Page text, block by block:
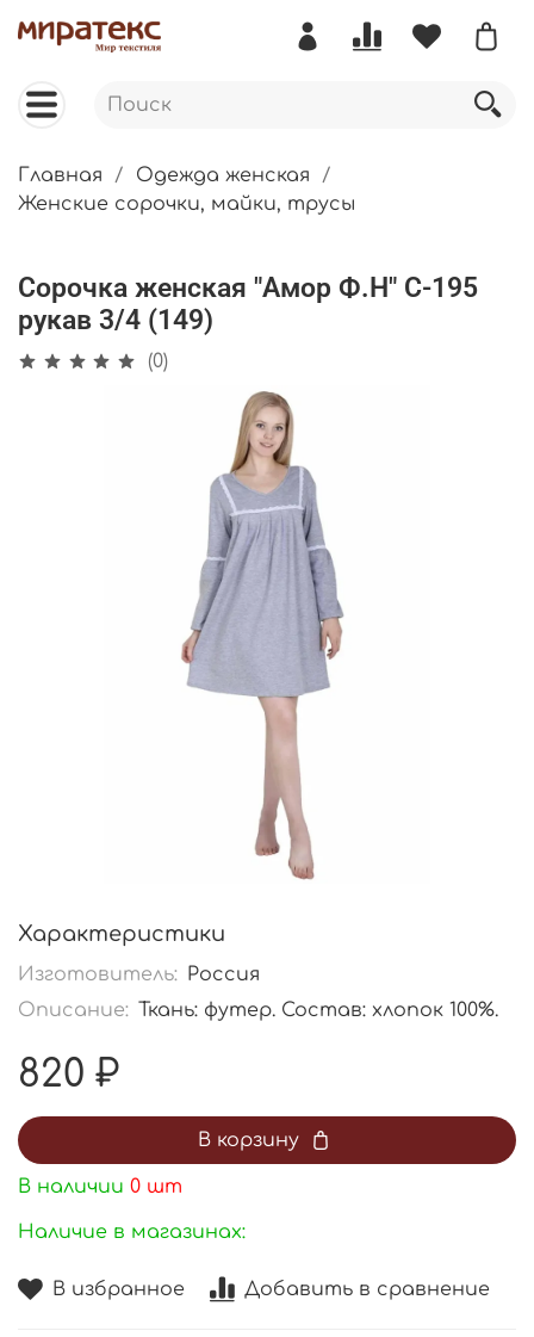
Главная
Одежда женская
Женские сорочки, майки, трусы
Сорочка женская "Амор Ф.Н" С-195
рукав 3/4 (149)
(0)
В избранное Добавить в сравнение
Характеристики
Изготовитель: Россия
Описание:
Ткань: футер. Состав: хлопок 100%.
820 ₽
В корзину
В наличии 0 шт
Наличие в магазинах: